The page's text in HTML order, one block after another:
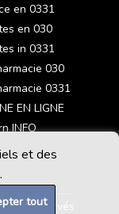
et des
tout
en 0331
en 030
in 0331
030
0331
EN LIGNE
INFO
réservés